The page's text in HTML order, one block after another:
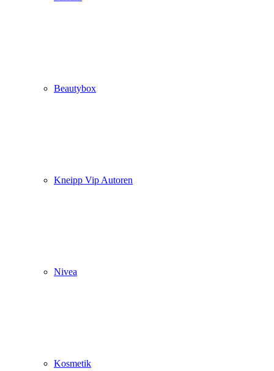
Beautybox
Kneipp Vip Autoren
Nivea
Kosmetik